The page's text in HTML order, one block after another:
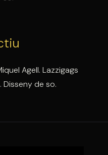
Agell. Lazzigags
Disseny de so.